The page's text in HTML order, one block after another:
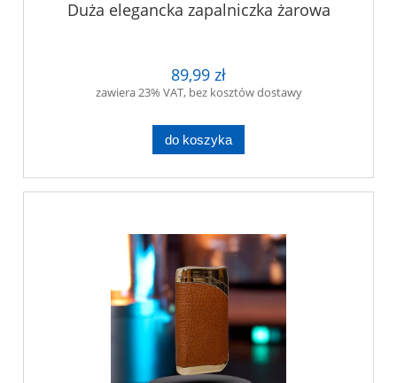
Duża elegancka zapalniczka żarowa
89,99 zł
zawiera 23% VAT, bez kosztów dostawy
do koszyka